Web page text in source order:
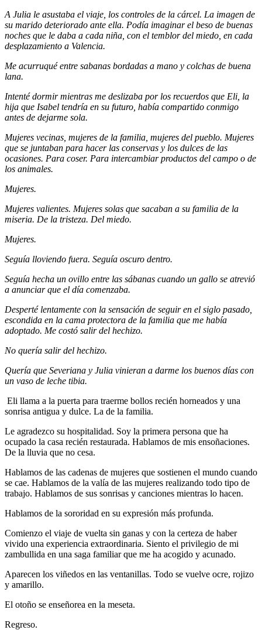
A Julia le asustaba el viaje, los controles de la cárcel. La imagen de
su marido deteriorado ante ella. Podía imaginar el beso de buenas
noches que le daba a cada niña, con el temblor del miedo, en cada
desplazamiento a Valencia.
Me acurruqué entre sabanas bordadas a mano y colchas de buena
lana.
Intenté dormir mientras me deslizaba por los recuerdos que Eli, la
hija que Isabel tendría en su futuro, había compartido conmigo
antes de dejarme sola.
Mujeres vecinas, mujeres de la familia, mujeres del pueblo. Mujeres
que se juntaban para hacer las conservas y los dulces de las
ocasiones. Para coser. Para intercambiar productos del campo o de
los animales.
Mujeres.
Mujeres valientes. Mujeres solas que sacaban a su familia de la
miseria. De la tristeza. Del miedo.
Mujeres.
Seguía lloviendo fuera. Seguía oscuro dentro.
Seguía hecha un ovillo entre las sábanas cuando un gallo se atrevió
a anunciar que el día comenzaba.
Desperté lentamente con la sensación de seguir en el siglo pasado,
escondida en la cama protectora de la familia que me había
adoptado. Me costó salir del hechizo.
No quería salir del hechizo.
Quería que Severiana y Julia vinieran a darme los buenos días con
un vaso de leche tibia.
Eli llama a la puerta para traerme bollos recién horneados y una
sonrisa antigua y dulce. La de la familia.
Le agradezco su hospitalidad. Soy la primera persona que ha
ocupado la casa recién restaurada. Hablamos de mis ensoñaciones.
De la lluvia que no cesa.
Hablamos de las cadenas de mujeres que sostienen el mundo cuando
se cae. Hablamos de la valía de las mujeres realizando todo tipo de
trabajo. Hablamos de sus sonrisas y canciones mientras lo hacen.
Hablamos de la sororidad en su expresión más profunda.
Comienzo el viaje de vuelta sin ganas y con la certeza de haber
vivido una experiencia extraordinaria. Siento el privilegio de mi
zambullida en una saga familiar que me ha acogido y acunado.
Aparecen los viñedos en las ventanillas. Todo se vuelve ocre, rojizo
y amarillo.
El otoño se enseñorea en la meseta.
Regreso.